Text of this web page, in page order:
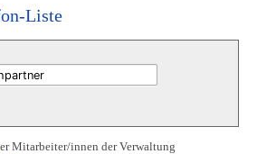
Liste
Mitarbeiter/innen der Verwaltung